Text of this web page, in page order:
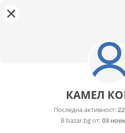
КАМЕЛ
Последна активност:22
В bazar.bg от:03